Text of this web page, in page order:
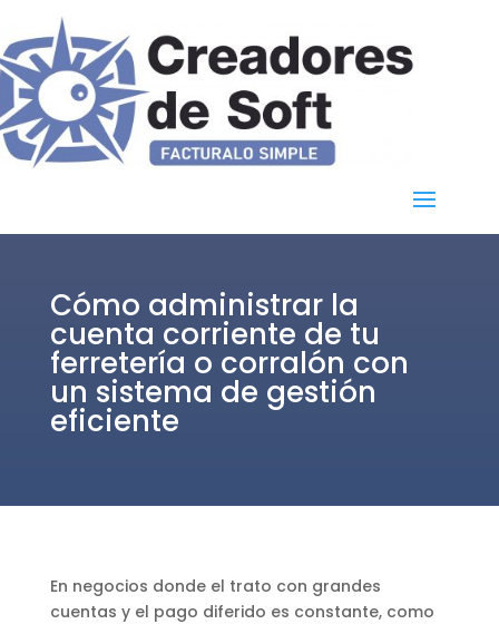
Cómo administrar la
cuenta corriente de tu
ferretería o corralón con
un sistema de gestión
eficiente
En negocios donde el trato con grandes
cuentas y el pago diferido es constante, como